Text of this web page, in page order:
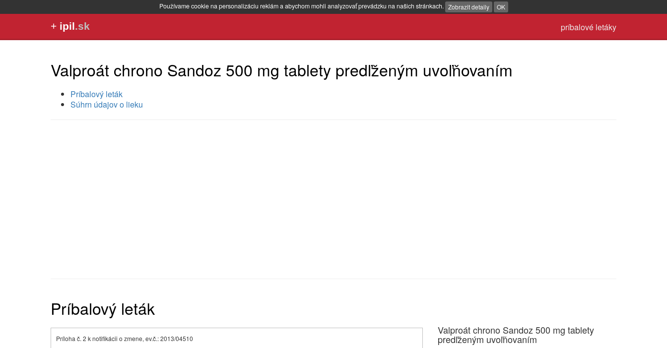
Používame cookie na personalizáciu reklám a abychom mohli analyzovať prevádzku na našich stránkach. Zobrazit detaily OK
príbalové letáky
+ ipil.sk
Valproát chrono Sandoz 500 mg tablety predľženým uvoľňovaním
Príbalový leták
Súhrn údajov o lieku
Príbalový leták
Príloha č. 2 k notifikácii o zmene, ev.č.: 2013/04510
Valproát chrono Sandoz 500 mg tablety
predľženým uvoľňovaním